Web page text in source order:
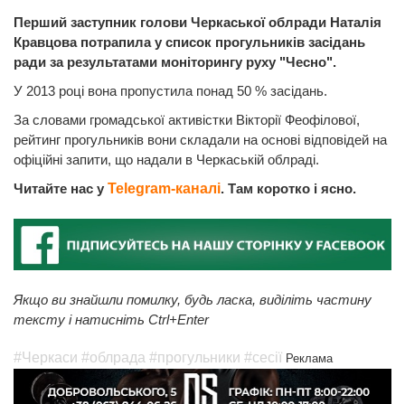
Перший заступник голови Черкаської облради Наталія
Кравцова потрапила у список прогульників засідань
ради за результатами моніторингу руху "Чесно".
У 2013 році вона пропустила понад 50 % засідань.
За словами громадської активістки Вікторії Феофілової,
рейтинг прогульників вони складали на основі відповідей на
офіційні запити, що надали в Черкаській облраді.
Читайте нас у Telegram-каналі. Там коротко і ясно.
Якщо ви знайшли помилку, будь ласка, виділіть частину
тексту і натисніть Ctrl+Enter
#Черкаси #облрада #прогульники #сесії Реклама